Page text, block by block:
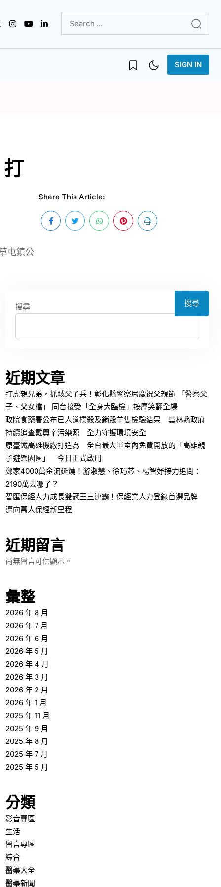
SIGN IN
屯鎮公
Share This Article:
搜尋 搜尋
近期文章
打虎親兄弟，抓賊父子兵！彰化縣警察局慶祝父親節 「警察父
子、父女檔」 同台接受「全身大臨檢」按摩笑翻全場
政院食藥署公布已人道撲殺及銷毀羊隻檢驗結果 雲林縣政府
持續追查戴奧辛污染源 全力守護環境安全
原臺鐵高雄機廠打造為 全台最大半室內免費開放的「高雄親
子遊樂園區」 今日正式啟用
鄭家4000萬金流延燒！游淑慧、徐巧芯、楊智妤接力追問：
2190萬去哪了？
智匯保經人力成長雙冠王三連霸！保經業人力登錄首選品牌
邁向萬人保經新里程
近期留言
尚無留言可供顯示。
彙整
2026 年 8 月
2026 年 7 月
2026 年 6 月
2026 年 5 月
2026 年 4 月
2026 年 3 月
2026 年 2 月
2026 年 1 月
2025 年 11 月
2025 年 9 月
2025 年 8 月
2025 年 7 月
2025 年 5 月
分類
影音專區
生活
留言專區
綜合
醫藥大全
醫藥新聞